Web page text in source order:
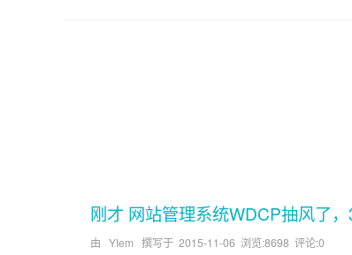
刚才 网站管理系统WDCP抽风了
由 YIem 撰写于 2015-11-06 浏览:8698 评论:0